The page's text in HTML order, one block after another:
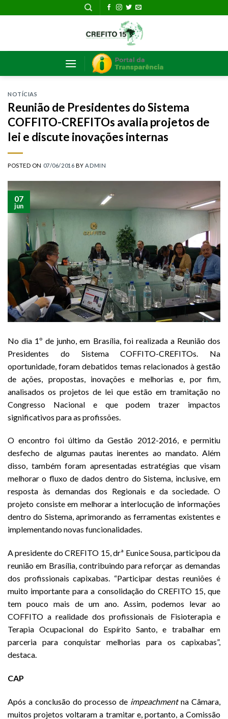
NOTÍCIAS
Reunião de Presidentes do Sistema
COFFITO-CREFITOs avalia projetos de
lei e discute inovações internas
POSTED ON 07/06/2016 BY ADMIN
07
jun
No dia 1º de junho, em Brasília, foi realizada a Reunião dos
Presidentes do Sistema COFFITO-CREFITOs. Na
oportunidade, foram debatidos temas relacionados à gestão
de ações, propostas, inovações e melhorias e, por fim,
analisados os projetos de lei que estão em tramitação no
Congresso Nacional e que podem trazer impactos
significativos para as profissões.
O encontro foi último da Gestão 2012-2016, e permitiu
desfecho de algumas pautas inerentes ao mandato. Além
disso, também foram apresentadas estratégias que visam
melhorar o fluxo de dados dentro do Sistema, inclusive, em
resposta às demandas dos Regionais e da sociedade. O
projeto consiste em melhorar a interlocução de informações
dentro do Sistema, aprimorando as ferramentas existentes e
implementando novas funcionalidades.
A presidente do CREFITO 15, drª Eunice Sousa, participou da
reunião em Brasília, contribuindo para reforçar as demandas
dos profissionais capixabas. “Participar destas reuniões é
muito importante para a consolidação do CREFITO 15, que
tem pouco mais de um ano. Assim, podemos levar ao
COFFITO a realidade dos profissionais de Fisioterapia e
Terapia Ocupacional do Espírito Santo, e trabalhar em
parceria para conquistar melhorias para os capixabas”,
destaca.
CAP
Após a conclusão do processo de impeachmentna Câmara,
muitos projetos voltaram a tramitar e, portanto, a Comissão